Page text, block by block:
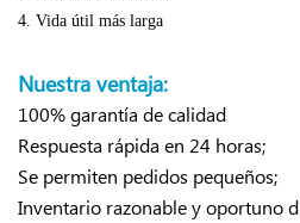
4. Vida útil más larga
Nuestra ventaja:
100% garantía de calidad
Respuesta rápida en 24 horas;
Se permiten pedidos pequeños;
Inventario razonable y oportuno d